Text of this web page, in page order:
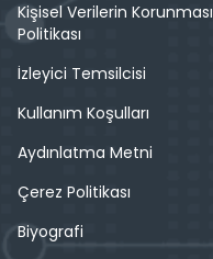
Kişisel Verilerin Korunması
Politikası
İzleyici Temsilcisi
Kullanım Koşulları
Aydınlatma Metni
Çerez Politikası
Biyografi